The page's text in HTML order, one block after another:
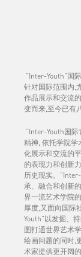
“Inter-Youth”国
针对国际范围内,
作品展示和交流
变而来,至今已有
“Inter-Youth国
精神, 依托学院学
化展示和交流的
的表现力和创新
历史现实。
承、融合和创新
界一流艺术学院
厚度,又面向国际
Youth”以发掘、
图打通世界艺术
绘画问题的同时,
术家提供更开阔